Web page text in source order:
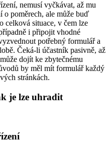
nemusí vyčkávat, až mu
o poměrech, ale může buď
celková situace, v čem lze
i připojit vhodné
potřebný formulář a
Čeká-li účastník pasivně, až
dojít ke zbytečnému
by měl mít formulář každý
stránkách.
je lze uhradit